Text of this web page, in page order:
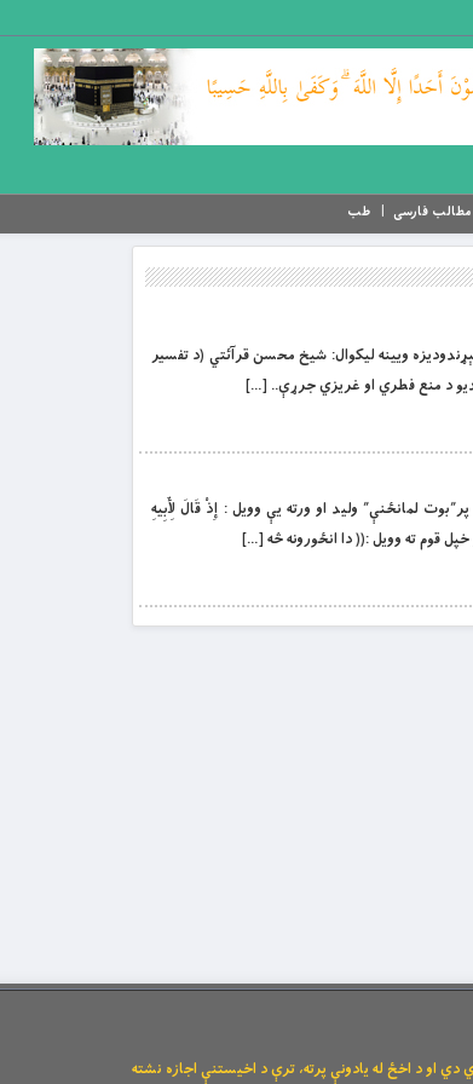
مطالب فارسی طب
ویینه ليکوال: شيخ محسن قرآئتي (د تفسير
لمانځنې” وليد او ورته يې وويل : إِذْ قَالَ لِأَبِيهِ